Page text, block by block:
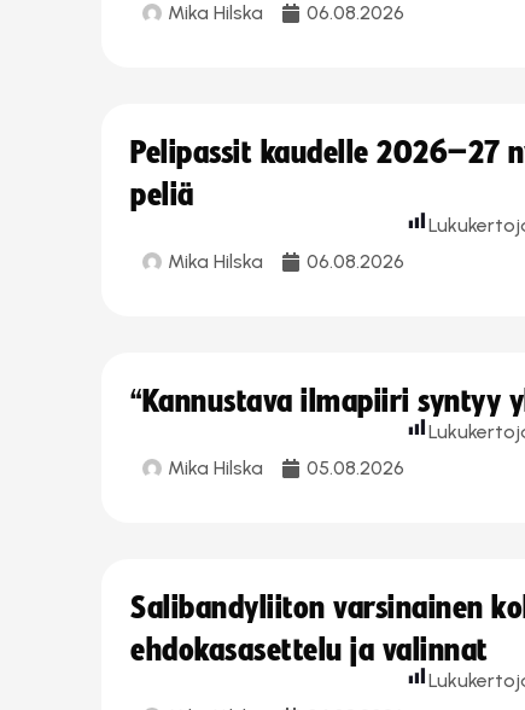
Mika Hilska 06.08.2026
Pelipassit kaudelle 2026–27
peliä
Mika Hilska 06.08.2026
“Kannustava ilmapiiri syntyy
Mika Hilska 05.08.2026
Salibandyliiton varsinainen
ehdokasasettelu ja valinnat